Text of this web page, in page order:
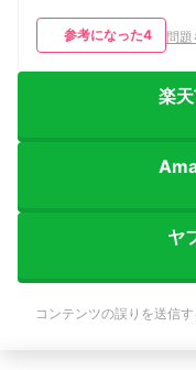
用するか、別のグリー
すすめします。
参考になった4 問
楽
ヤ
コンテンツの誤りを送信す